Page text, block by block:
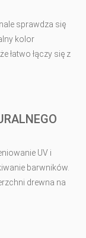
sprawdza się
kolor
łatwo łączy się z
UV i
barwników.
drewna na